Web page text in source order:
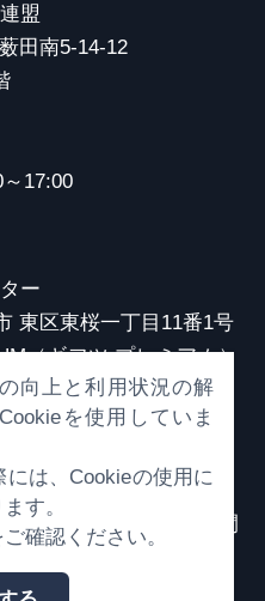
盟
田南5-14-12
17:00
ー
東区東桜一丁目11番1号
（ギフツ プレミアム）
休）※観光相談対応時間
向上と利用状況の解
を使用していま
は、Cookieの使用に
す。
ご確認ください。